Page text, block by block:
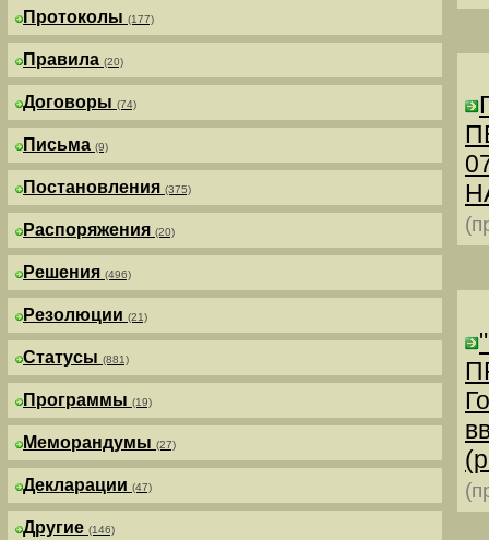
Протоколы (177)
Правила (20)
Договоры (74)
Письма (9)
Постановления (375)
Распоряжения (20)
Решения (496)
Резолюции (21)
Статусы (881)
Программы (19)
Меморандумы (27)
Декларации (47)
Другие (146)